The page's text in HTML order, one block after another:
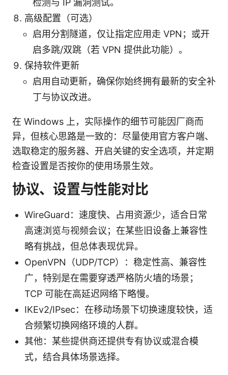
检测与 IP 漏洞测试。
高级配置（可选）
启用分割隧道，仅让指定应用走 VPN；或开
启多跳/双跳（若 VPN 提供此功能）。
保持软件更新
启用自动更新，确保你始终拥有最新的安全补
丁与协议改进。
在 Windows 上，实际操作的细节可能因厂商而
异，但核心思路是一致的：尽量使用官方客户端、
选取稳定的服务器、开启关键的安全选项，并定期
检查设置是否按你的使用场景生效。
协议、设置与性能对比
WireGuard：速度快、占用资源少，适合日常
高速浏览与视频会议；在某些旧设备上兼容性
略有挑战，但总体表现优异。
OpenVPN（UDP/TCP）：稳定性高、兼容性
广，特别是在需要穿透严格防火墙的场景；
TCP 可能在高延迟网络下略慢。
IKEv2/IPsec：在移动场景下切换速度较快，适
合频繁切换网络环境的人群。
其他：某些提供商还提供专有协议或混合模
式，结合具体场景选择。